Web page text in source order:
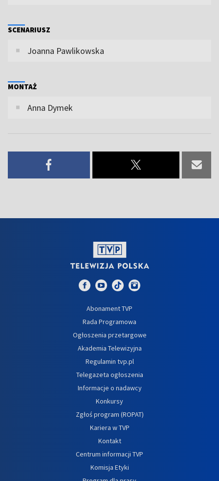
SCENARIUSZ
Joanna Pawlikowska
MONTAŻ
Anna Dymek
Abonament TVP
Rada Programowa
Ogłoszenia przetargowe
Akademia Telewizyjna
Regulamin tvp.pl
Telegazeta ogłoszenia
Informacje o nadawcy
Konkursy
Zgłoś program (ROPAT)
Kariera w TVP
Kontakt
Centrum informacji TVP
Komisja Etyki